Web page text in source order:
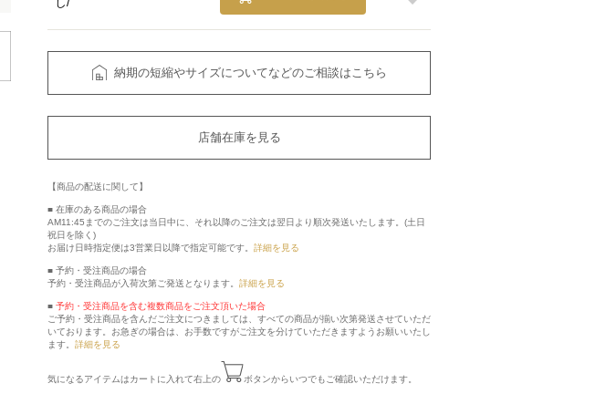
納期の短縮やサイズについてなどのご相談はこちら
店舗在庫を見る
【商品の配送に関して】
■ 在庫のある商品の場合
AM11:45までのご注文は当日中に、それ以降のご注文は翌日より順次発送いたします。(土日
祝日を除く)
お届け日時指定便は3営業日以降で指定可能です。 詳細を見る
■ 予約・受注商品の場合
予約・受注商品が入荷次第ご発送となります。 詳細を見る
■ 予約・受注商品を含む複数商品をご注文頂いた場合
ご予約・受注商品を含んだご注文につきましては、すべての商品が揃い次第発送させていただ
いております。お急ぎの場合は、お手数ですがご注文を分けていただきますようお願いいたし
ます。 詳細を見る
気になるアイテムはカートに入れて右上の ボタンからいつでもご確認いただけます。